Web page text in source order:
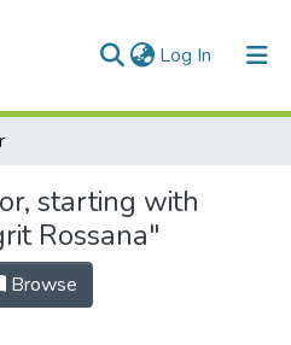
Log In (current)
starting with
Rossana"
Browse